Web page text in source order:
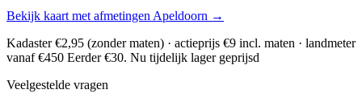
Bekijk kaart met afmetingen Apeldoorn →
Kadaster €2,95 (zonder maten) · actieprijs €9 incl. maten · landmeter
vanaf €450 Eerder €30. Nu tijdelijk lager geprijsd
Veelgestelde vragen